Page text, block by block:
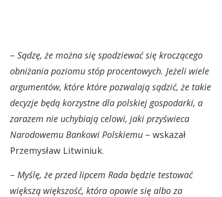
– Sądzę, że można się spodziewać się kroczącego
obniżania poziomu stóp procentowych. Jeżeli wiele
argumentów, które które pozwalają sądzić, że takie
decyzje będą korzystne dla polskiej gospodarki, a
zarazem nie uchybiają celowi, jaki przyświeca
Narodowemu Bankowi Polskiemu – wskazał
Przemysław Litwiniuk.
– Myślę, że przed lipcem Rada będzie testować
większą większość, która opowie się albo za